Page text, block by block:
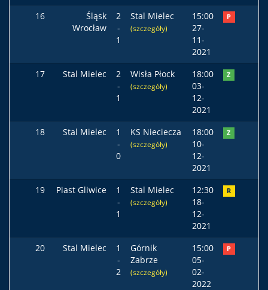
16
Śląsk
Wrocław
2
-
1
Stal Mielec
(szczegóły)
15:00
27-
11-
2021
P
17 Stal Mielec
2
-
1
Wisła Płock
(szczegóły)
18:00
03-
12-
2021
Z
18 Stal Mielec
1
-
0
KS Nieciecza
(szczegóły)
18:00
10-
12-
2021
Z
19 Piast Gliwice
1
-
1
Stal Mielec
(szczegóły)
12:30
18-
12-
2021
R
20 Stal Mielec
1
-
2
Górnik
Zabrze
(szczegóły)
15:00
05-
02-
2022
P